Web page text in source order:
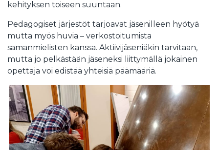
kehityksen toiseen suuntaan.
Pedagogiset järjestöt tarjoavat jäsenilleen hyötyä
mutta myös huvia – verkostoitumista
samanmielisten kanssa. Aktiivijäseniäkin tarvitaan,
mutta jo pelkästään jäseneksi liittymällä jokainen
opettaja voi edistää yhteisiä päämääriä.